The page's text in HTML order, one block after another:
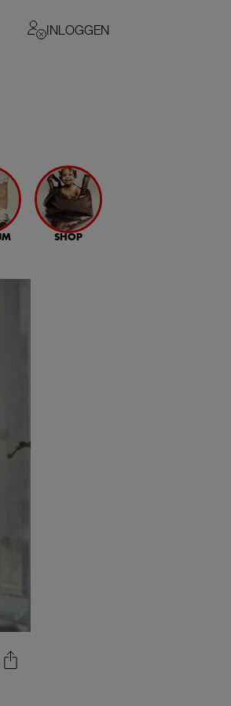
INLOGGEN
SHOP